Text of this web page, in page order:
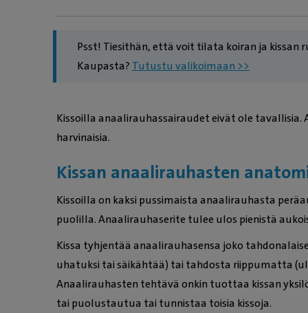
Psst! Tiesithän, että voit tilata koiran ja kissan
Kaupasta? Tutustu valikoimaan >>
Kissoilla anaalirauhassairaudet eivät ole
harvinaisia.
Kissan anaalirauhasten
Kissoilla on kaksi pussimaista anaalirauhasta
puolilla. Anaalirauhaserite tulee ulos pienistä
Kissa tyhjentää anaalirauhasensa joko
uhatuksi tai säikähtää) tai tahdosta riippumatta
Anaalirauhasten tehtävä onkin tuottaa kissan
tai puolustautua tai tunnistaa toisia kissoja.